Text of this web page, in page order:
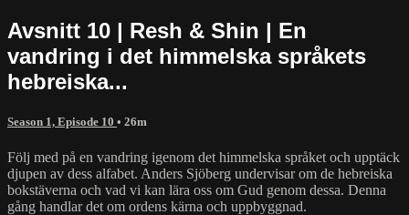
Avsnitt 10 | Resh & Shin | En
vandring i det himmelska språkets
hebreiska...
Season 1, Episode 10 • 26m
Följ med på en vandring igenom det himmelska språket och upptäck
djupen av dess alfabet. Anders Sjöberg undervisar om de hebreiska
bokstäverna och vad vi kan lära oss om Gud genom dessa. Denna
gång handlar det om ordens kärna och uppbyggnad.